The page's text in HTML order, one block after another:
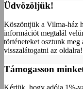
Üdvözöljük!
Köszöntjük a Vilma-ház
információt megtalál
történeteket osztunk
visszalátogatni az oldalra!
Támogasson